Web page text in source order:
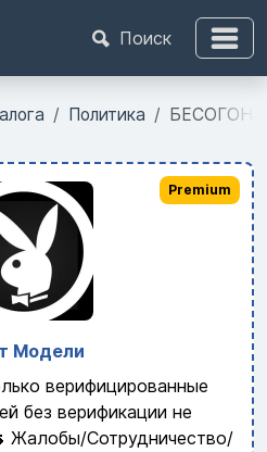
Поиск
Политика БЕСОГОН
Модели
верифицированные
без верификации не
Жалобы/Сотрудничество/
Premium